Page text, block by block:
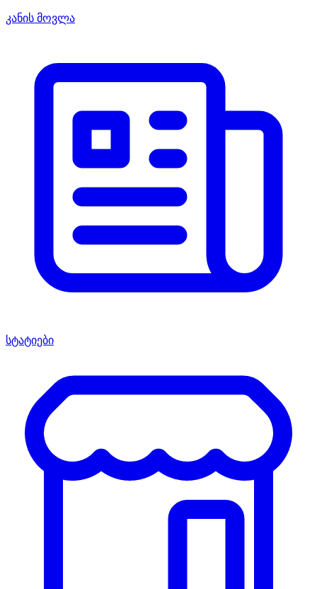
კანის მოვლა
სტატიები